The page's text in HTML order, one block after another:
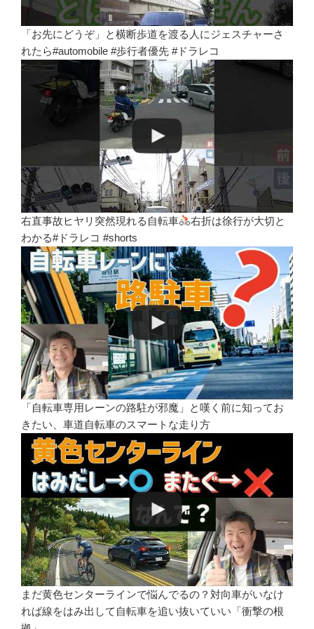
「お先にどうぞ」と横断歩道を渡る人にジェスチャーさ
れたら#automobile #歩行者優先 #ドラレコ
右直事故ヒヤリ突然現れる自転車
右折は徐行が大切と
わかる#ドラレコ #shorts
「自転車専用レーンの路駐が邪魔」と嘆く前に知ってお
きたい、車道自転車のスマートな走り方
まだ黄色センターラインで悩んでるの？対向車がいなけ
れば線をはみ出して自転車を追い抜いていい「衝撃の根